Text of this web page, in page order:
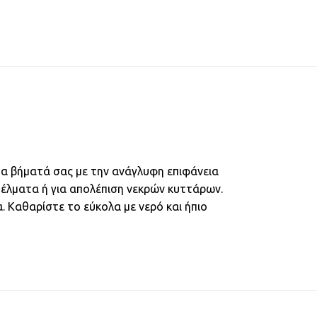
βήματά σας με την ανάγλυφη επιφάνεια
ή για απολέπιση νεκρών κυττάρων.
Καθαρίστε το εύκολα με νερό και ήπιο